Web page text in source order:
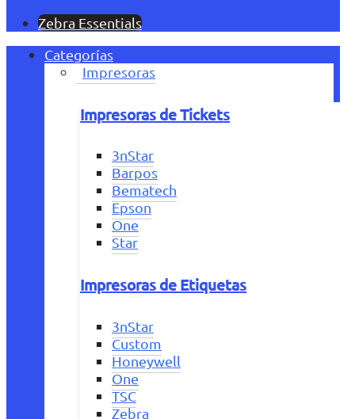
Zebra Essentials
Categorías
Impresoras
Impresoras de Tickets
3nStar
Barpos
Bematech
Epson
One
Star
Impresoras de Etiquetas
3nStar
Custom
Honeywell
One
TSC
Zebra